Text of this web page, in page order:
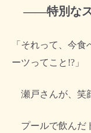
――特別なス
「それって、今
ーツってこと!?」
瀬戸さんが、笑
プールで飲んだ